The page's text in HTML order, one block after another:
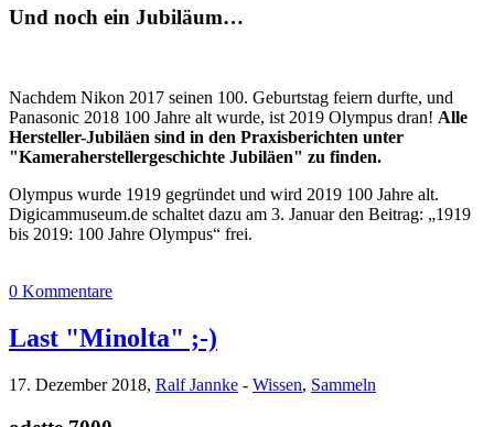
Und noch ein Jubiläum…
Nachdem Nikon 2017 seinen 100. Geburtstag feiern durfte, und
Panasonic 2018 100 Jahre alt wurde, ist 2019 Olympus dran! Alle
Hersteller-Jubiläen sind in den Praxisberichten unter
"Kameraherstellergeschichte Jubiläen" zu finden.
Olympus wurde 1919 gegründet und wird 2019 100 Jahre alt.
Digicammuseum.de schaltet dazu am 3. Januar den Beitrag: „1919
bis 2019: 100 Jahre Olympus“ frei.
0 Kommentare
Last "Minolta" ;-)
17. Dezember 2018, Ralf Jannke - Wissen, Sammeln